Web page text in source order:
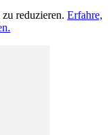
reduzieren. Erfahre,